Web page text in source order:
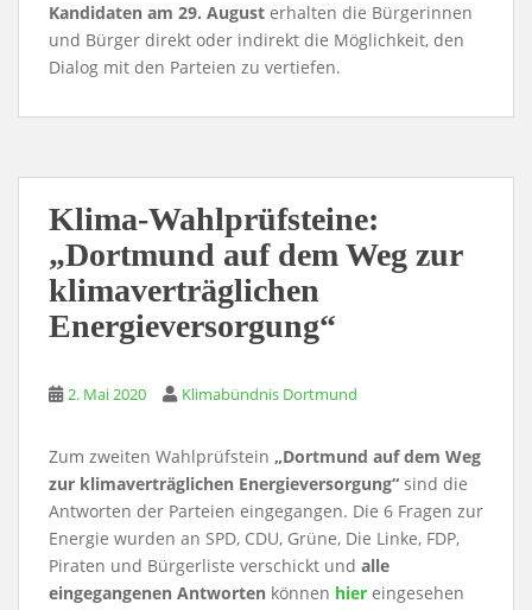
Kandidaten am 29. August erhalten die Bürgerinnen
und Bürger direkt oder indirekt die Möglichkeit, den
Dialog mit den Parteien zu vertiefen.
Klima-Wahlprüfsteine:
„Dortmund auf dem Weg zur
klimaverträglichen
Energieversorgung“
2. Mai 2020 Klimabündnis Dortmund
Zum zweiten Wahlprüfstein „Dortmund auf dem Weg
zur klimaverträglichen Energieversorgung“ sind die
Antworten der Parteien eingegangen. Die 6 Fragen zur
Energie wurden an SPD, CDU, Grüne, Die Linke, FDP,
Piraten und Bürgerliste verschickt und alle
eingegangenen Antworten können hier eingesehen